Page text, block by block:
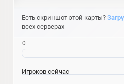
Есть скриншот этой карты?
всех серверах
0
Игроков сейчас